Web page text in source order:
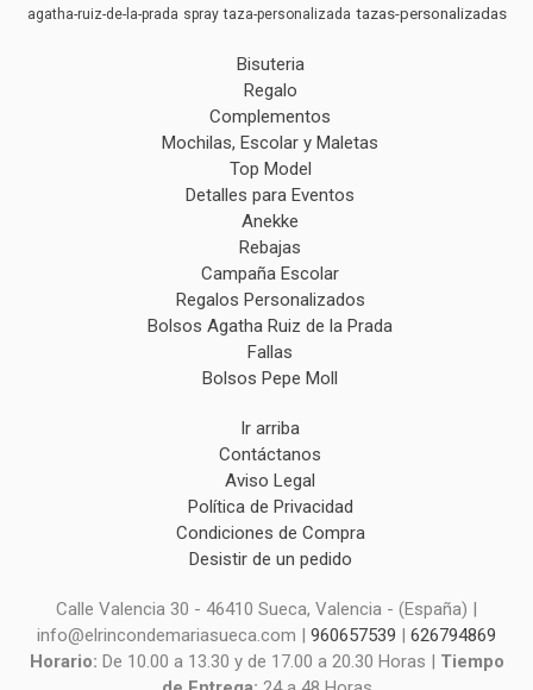
agatha-ruiz-de-la-prada spray taza-personalizada tazas-personalizadas
Bisuteria
Regalo
Complementos
Mochilas, Escolar y Maletas
Top Model
Detalles para Eventos
Anekke
Rebajas
Campaña Escolar
Regalos Personalizados
Bolsos Agatha Ruiz de la Prada
Fallas
Bolsos Pepe Moll
Ir arriba
Contáctanos
Aviso Legal
Política de Privacidad
Condiciones de Compra
Desistir de un pedido
Calle Valencia 30 - 46410 Sueca, Valencia - (España) |
info@elrincondemariasueca.com | 960657539 | 626794869
Horario: De 10.00 a 13.30 y de 17.00 a 20.30 Horas | Tiempo